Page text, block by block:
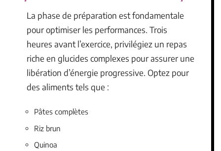
La phase de préparation est fondamentale
pour optimiser les performances. Trois
heures avant l’exercice, privilégiez un repas
riche en glucides complexes pour assurer une
libération d’énergie progressive. Optez pour
des aliments tels que :
Pâtes complètes
Riz brun
Quinoa